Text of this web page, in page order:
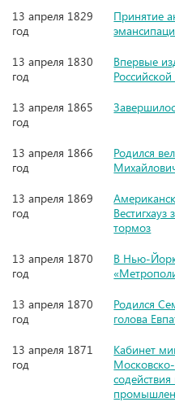
13 апреля 1829
год
Принятие
13 апреля 1830
год
Впервые
13 апреля 1865
год
13 апреля 1866
год
Родился
13 апреля 1869
год
тормоз
13 апреля 1870
год
В Нью-
13 апреля 1870
год
Родился
голова
13 апреля 1871
год
Кабинет